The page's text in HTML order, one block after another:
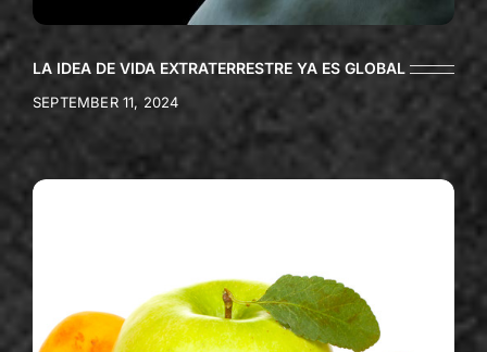
LA IDEA DE VIDA EXTRATERRESTRE YA ES GLOBAL
SEPTEMBER 11, 2024